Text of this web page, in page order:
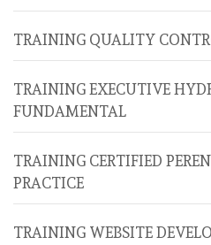
TRAINING QUALITY
TRAINING EXECUTIVE
FUNDAMENTAL
TRAINING CERTIFIED
PRACTICE
TRAINING WEBSITE